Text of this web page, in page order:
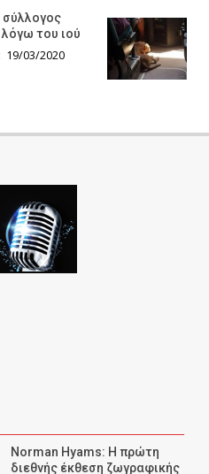
σύλλογος
λόγω του ιού
19/03/2020
Norman Hyams: Η πρώτη
διεθνής έκθεση ζωγραφικής